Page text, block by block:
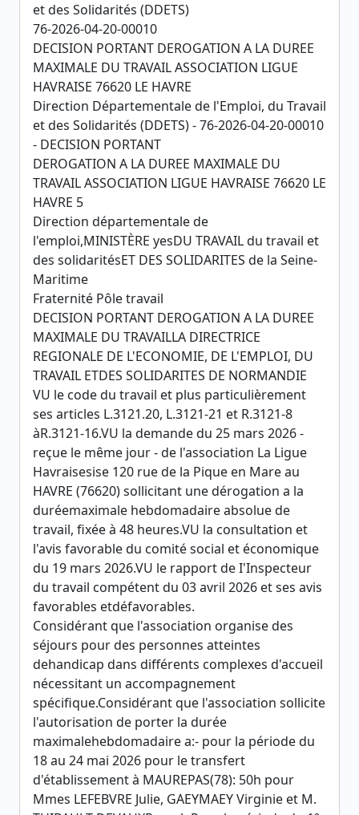
et des Solidarités (DDETS)
76-2026-04-20-00010
DECISION PORTANT DEROGATION A LA DUREE
MAXIMALE DU TRAVAIL ASSOCIATION LIGUE
HAVRAISE 76620 LE HAVRE
Direction Départementale de l'Emploi, du Travail
et des Solidarités (DDETS) - 76-2026-04-20-00010
- DECISION PORTANT
DEROGATION A LA DUREE MAXIMALE DU
TRAVAIL ASSOCIATION LIGUE HAVRAISE 76620 LE
HAVRE 5
Direction départementale de
l'emploi,MINISTÈRE yesDU TRAVAIL du travail et
des solidaritésET DES SOLIDARITES de la Seine-
Maritime
Fraternité Pôle travail
DECISION PORTANT DEROGATION A LA DUREE
MAXIMALE DU TRAVAILLA DIRECTRICE
REGIONALE DE L'ECONOMIE, DE L'EMPLOI, DU
TRAVAIL ETDES SOLIDARITES DE NORMANDIE
VU le code du travail et plus particulièrement
ses articles L.3121.20, L.3121-21 et R.3121-8
àR.3121-16.VU la demande du 25 mars 2026 -
reçue le même jour - de l'association La Ligue
Havraisesise 120 rue de la Pique en Mare au
HAVRE (76620) sollicitant une dérogation a la
duréemaximale hebdomadaire absolue de
travail, fixée à 48 heures.VU la consultation et
l'avis favorable du comité social et économique
du 19 mars 2026.VU le rapport de I'Inspecteur
du travail compétent du 03 avril 2026 et ses avis
favorables etdéfavorables.
Considérant que l'association organise des
séjours pour des personnes atteintes
dehandicap dans différents complexes d'accueil
nécessitant un accompagnement
spécifique.Considérant que l'association sollicite
l'autorisation de porter la durée
maximalehebdomadaire a:- pour la période du
18 au 24 mai 2026 pour le transfert
d'établissement à MAUREPAS(78): 50h pour
Mmes LEFEBVRE Julie, GAEYMAEY Virginie et M.